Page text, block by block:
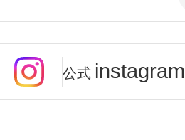
公式 instagram